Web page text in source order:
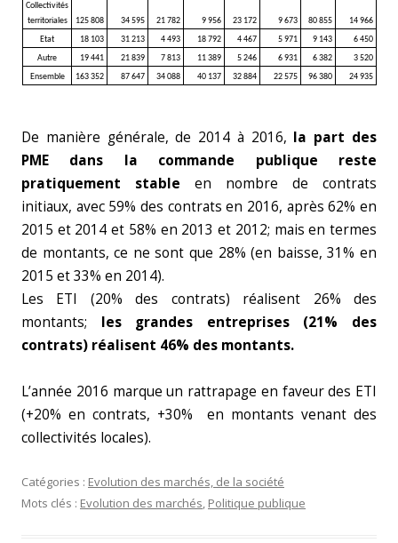
Collectivités
territoriales
125 808 34 595 21 782 9 956 23 172 9 673 80 855
14 966
Etat
18 103 31 213 4 493 18 792 4 467 5 971 9 143
6 450
Autre
19 441 21 839 7 813 11 389 5 246 6 931 6 382
3 520
Ensemble
163 352 87 647 34 088 40 137 32 884 22 575 96 380 24 935
De manière générale, de 2014 à 2016, la part des
PME dans la commande publique reste
pratiquement stable en nombre de contrats
initiaux, avec 59% des contrats en 2016, après 62% en
2015 et 2014 et 58% en 2013 et 2012; mais en termes
de montants, ce ne sont que 28% (en baisse, 31% en
2015 et 33% en 2014).
Les ETI (20% des contrats) réalisent 26% des
montants; les grandes entreprises (21% des
contrats) réalisent 46% des montants.
L’année 2016 marque un rattrapage en faveur des ETI
(+20% en contrats, +30% en montants venant des
collectivités locales).
Catégories : Evolution des marchés, de la société
Mots clés : Evolution des marchés, Politique publique